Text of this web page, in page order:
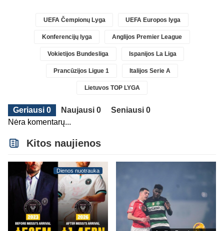
UEFA Čempionų Lyga UEFA Europos lyga
Konferencijų lyga Anglijos Premier League
Vokietijos Bundesliga Ispanijos La Liga
Prancūzijos Ligue 1 Italijos Serie A
Lietuvos TOP LYGA
Geriausi 0 Naujausi 0
Seniausi 0
Nėra komentarų...
Kitos naujienos
Dienos nuotrauka